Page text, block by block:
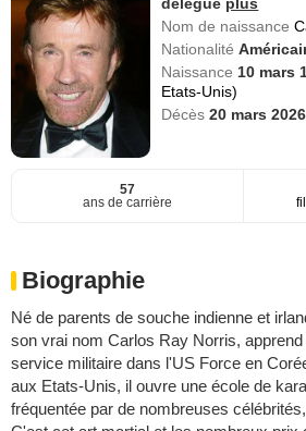
Nom de naissance
Nationalité
Naissance 10 mars
Etats-Unis)
Décès20 mars
57
ans de carrière
Biographie
Né de parents de souche indienne et
son vrai nom Carlos Ray Norris,
service militaire dans l'US Force en
aux Etats-Unis, il ouvre une école de
fréquentée par de nombreuses